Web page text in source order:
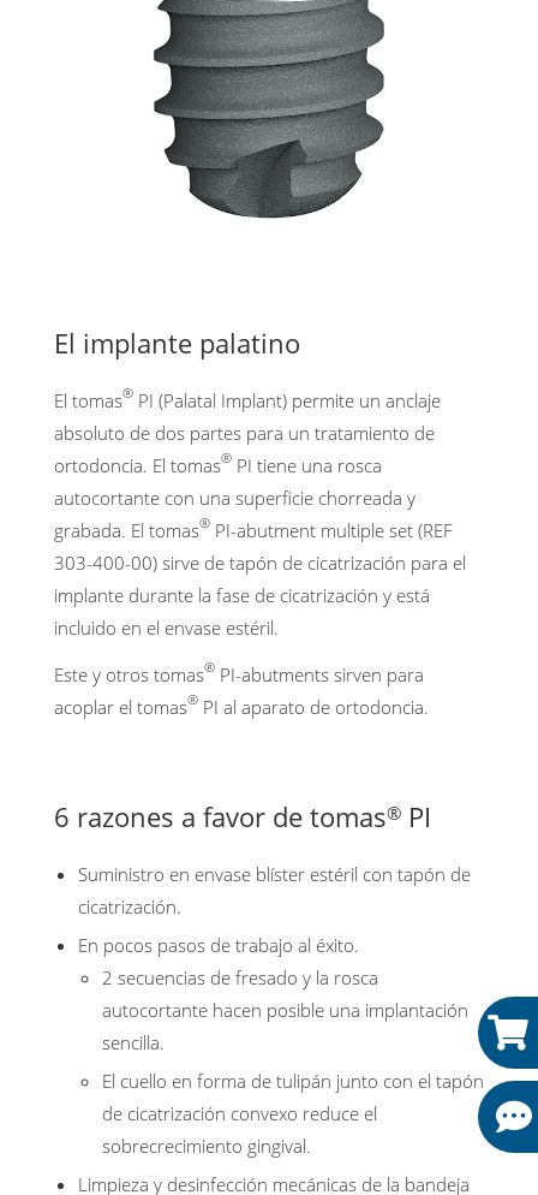
El implante palatino
El tomas® PI (Palatal Implant) permite un anclaje
absoluto de dos partes para un tratamiento de
ortodoncia. El tomas® PI tiene una rosca
autocortante con una superficie chorreada y
grabada. El tomas® PI-abutment multiple set (REF
303-400-00) sirve de tapón de cicatrización para el
implante durante la fase de cicatrización y está
incluido en el envase estéril.
Este y otros tomas® PI-abutments sirven para
acoplar el tomas® PI al aparato de ortodoncia.
6 razones a favor de tomas® PI
Suministro en envase blíster estéril con tapón de
cicatrización.
En pocos pasos de trabajo al éxito.
2 secuencias de fresado y la rosca
autocortante hacen posible una implantación
sencilla.
El cuello en forma de tulipán junto con el tapón
de cicatrización convexo reduce el
sobrecrecimiento gingival.
Limpieza y desinfección mecánicas de la bandeja